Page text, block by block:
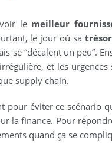
le meilleur
le jour où sa
se “décalent un peu”.
et les
supply chain.
pour éviter ce scénario
la finance. Pour
quand ça se